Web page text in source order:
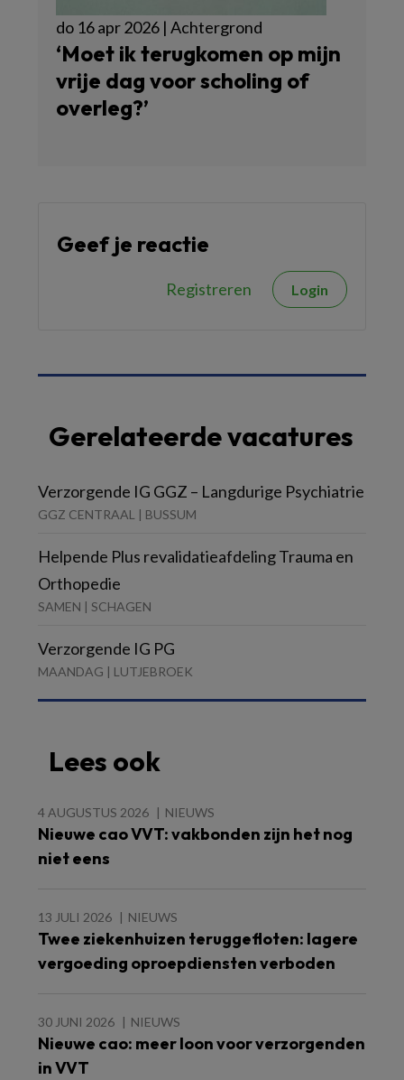
do 16 apr 2026 | Achtergrond
‘Moet ik terugkomen op mijn
vrije dag voor scholing of
overleg?’
Geef je reactie
Registreren Login
Gerelateerde vacatures
Verzorgende IG GGZ – Langdurige Psychiatrie
GGZ CENTRAAL | BUSSUM
Helpende Plus revalidatieafdeling Trauma en
Orthopedie
SAMEN | SCHAGEN
Verzorgende IG PG
MAANDAG | LUTJEBROEK
Lees ook
4 AUGUSTUS 2026 NIEUWS
Nieuwe cao VVT: vakbonden zijn het nog
niet eens
13 JULI 2026 NIEUWS
Twee ziekenhuizen teruggefloten: lagere
vergoeding oproepdiensten verboden
30 JUNI 2026 NIEUWS
Nieuwe cao: meer loon voor verzorgenden
in VVT